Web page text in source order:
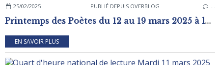
25/02/2025 PUBLIÉ DEPUIS OVERBLOG
Printemps des Poètes du 12 au 19 mars 2025 à la bibliothèque - ludothèque
EN SAVOIR PLUS